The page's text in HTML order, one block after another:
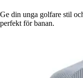
Ge din unga golfare stil
perfekt för banan.